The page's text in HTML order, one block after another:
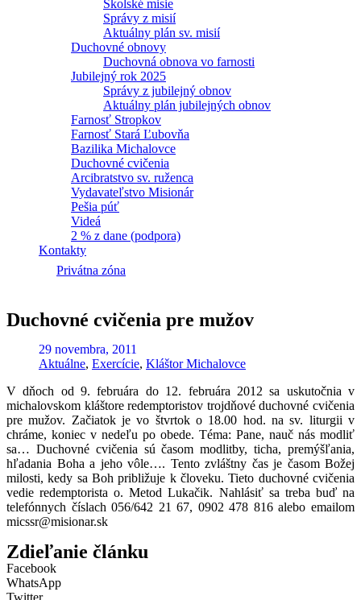
Školské misie
Správy z misií
Aktuálny plán sv. misií
Duchovné obnovy
Duchovná obnova vo farnosti
Jubilejný rok 2025
Správy z jubilejný obnov
Aktuálny plán jubilejných obnov
Farnosť Stropkov
Farnosť Stará Ľubovňa
Bazilika Michalovce
Duchovné cvičenia
Arcibratstvo sv. ruženca
Vydavateľstvo Misionár
Pešia púť
Videá
2 % z dane (podpora)
Kontakty
Privátna zóna
Duchovné cvičenia pre mužov
29 novembra, 2011
Aktuálne, Exercície, Kláštor Michalovce
V dňoch od 9. februára do 12. februára 2012 sa uskutočnia v
michalovskom kláštore redemptoristov trojdňové duchovné cvičenia
pre mužov. Začiatok je vo štvrtok o 18.00 hod. na sv. liturgii v
chráme, koniec v nedeľu po obede. Téma: Pane, nauč nás modliť
sa… Duchovné cvičenia sú časom modlitby, ticha, premýšľania,
hľadania Boha a jeho vôle…. Tento zvláštny čas je časom Božej
milosti, kedy sa Boh približuje k človeku. Tieto duchovné cvičenia
vedie redemptorista o. Metod Lukačik. Nahlásiť sa treba buď na
telefónnych číslach 056/642 21 67, 0902 478 816 alebo emailom
micssr@misionar.sk
Zdieľanie článku
Facebook
WhatsApp
Twitter